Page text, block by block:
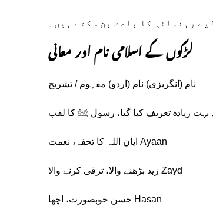
رہنمائی کا باعث بن سکتے ہیں۔
لڑکوں کے اسلامی نام اور معانی
نام (انگریزی) نام (اردو) مفہوم / تشریح
Ayaan ایان اللہ کا تحفہ، نعمت
Zayd زید بڑھنے والا، ترقی کرنے والا
Hasan حسن خوبصورت، اچھا